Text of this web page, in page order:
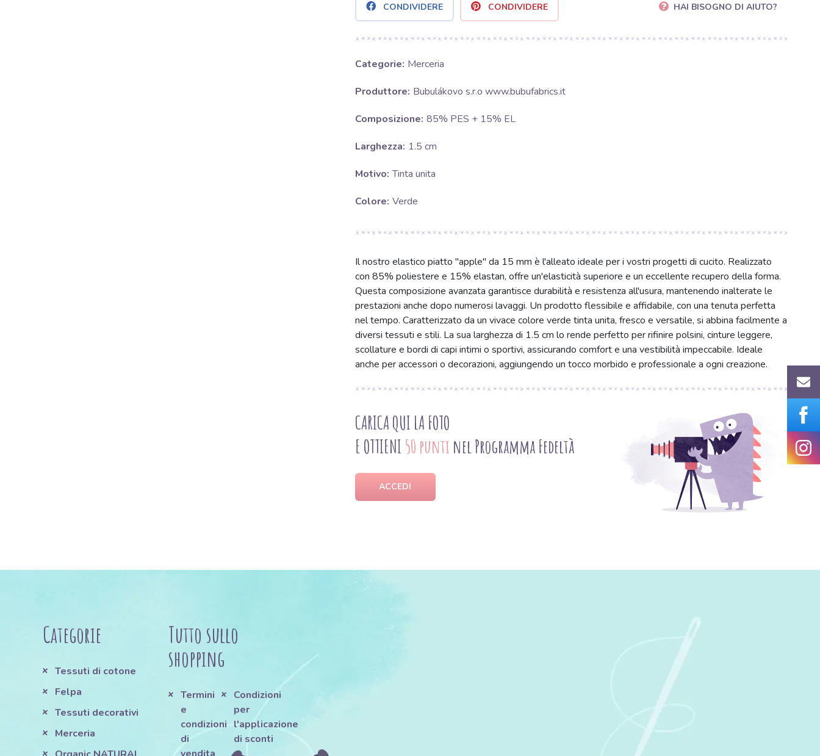
CONDIVIDERE CONDIVIDERE HAI BISOGNO DI AIUTO?
Categorie: Merceria
Produttore: Bubulákovo s.r.o www.bubufabrics.it
Composizione: 85% PES + 15% EL
Larghezza: 1.5 cm
Motivo: Tinta unita
Colore: Verde
Il nostro elastico piatto "apple" da 15 mm è l'alleato ideale per i vostri progetti di cucito. Realizzato
con 85% poliestere e 15% elastan, offre un'elasticità superiore e un eccellente recupero della forma.
Questa composizione avanzata garantisce durabilità e resistenza all'usura, mantenendo inalterate le
prestazioni anche dopo numerosi lavaggi. Un prodotto flessibile e affidabile, con una tenuta perfetta
nel tempo. Caratterizzato da un vivace colore verde tinta unita, fresco e versatile, si abbina facilmente a
diversi tessuti e stili. La sua larghezza di 1.5 cm lo rende perfetto per rifinire polsini, cinture leggere,
scollature e bordi di capi intimi o sportivi, assicurando comfort e una vestibilità impeccabile. Ideale
anche per accessori o decorazioni, aggiungendo un tocco morbido e professionale a ogni creazione.
CARICA QUI LA FOTO
E OTTIENI 50 punti nel Programma Fedeltà
ACCEDI
Categorie
Tessuti di cotone
Felpa
Tessuti decorativi
Merceria
Tutto sullo
shopping
Termini
e
condizioni
di
Condizioni
per
l'applicazione
di sconti